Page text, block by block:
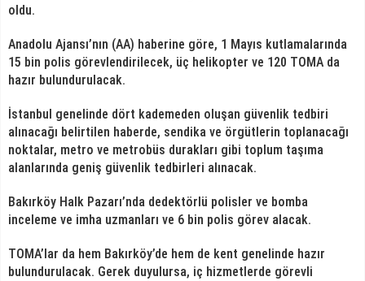
oldu.
Anadolu Ajansı’nın (AA) haberine göre, 1 Mayıs kutlamalarında
15 bin polis görevlendirilecek, üç helikopter ve 120 TOMA da
hazır bulundurulacak.
İstanbul genelinde dört kademeden oluşan güvenlik tedbiri
alınacağı belirtilen haberde, sendika ve örgütlerin toplanacağı
noktalar, metro ve metrobüs durakları gibi toplum taşıma
alanlarında geniş güvenlik tedbirleri alınacak.
Bakırköy Halk Pazarı’nda dedektörlü polisler ve bomba
inceleme ve imha uzmanları ve 6 bin polis görev alacak.
TOMA’lar da hem Bakırköy’de hem de kent genelinde hazır
bulundurulacak. Gerek duyulursa, iç hizmetlerde görevli